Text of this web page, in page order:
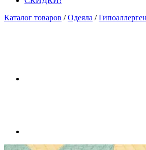
Каталог товаров / Одеяла /